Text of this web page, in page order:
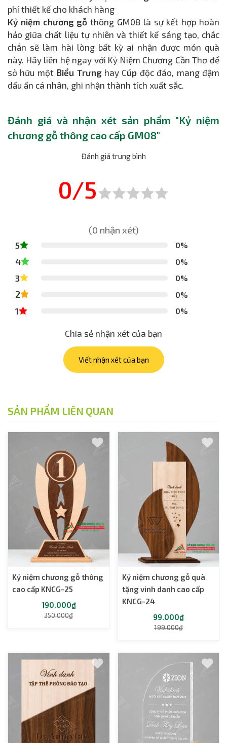
phí thiết kế cho khách hàng
Kỷ niệm chương gỗ thông GM08 là sự kết hợp hoàn
hảo giữa chất liệu tự nhiên và thiết kế sáng tạo, chắc
chắn sẽ làm hài lòng bất kỳ ai nhận được món quà
này. Hãy liên hệ ngay với Kỷ Niệm Chương Cần Thơ để
sở hữu mộtBiểu Trưng hay Cúp độc đáo, mang đậm
dấu ấn cá nhân, ghi nhận thành tích xuất sắc.
Đánh giá và nhận xét sản phẩm "Kỷ niệm
chương gỗ thông cao cấp GM08"
Đánh giá trung bình
0/5
(0 nhận xét)
5 0%
4 0%
3 0%
2 0%
1 0%
Chia sẻ nhận xét của bạn
Viết nhận xét của bạn
SẢN PHẨM LIÊN QUAN
Kỷ niệm chương gỗ thông
cao cấp KNCG-25
190.000₫
350.000₫
Kỷ niệm chương gỗ quà
tặng vinh danh cao cấp
KNCG-24
99.000₫
199.000₫